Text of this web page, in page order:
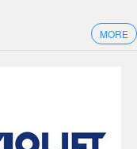
MORE